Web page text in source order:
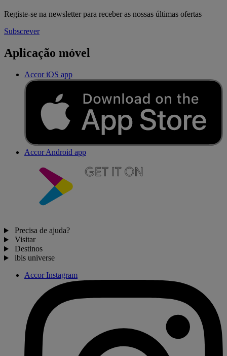
Registe-se na newsletter para receber as nossas últimas ofertas
Subscrever
Aplicação móvel
Accor iOS app
Accor Android app
Precisa de ajuda?
Visitar
Destinos
ibis universe
Accor Instagram